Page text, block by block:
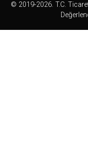
© 2019-2026. T.C.